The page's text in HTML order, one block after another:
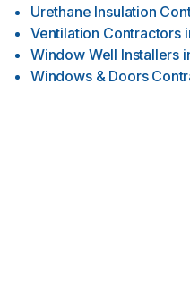
Urethane Insulation
Ventilation Contractors
Window Well Installers
Windows & Doors